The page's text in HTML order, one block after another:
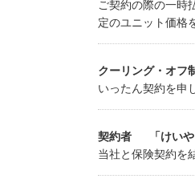
ご契約の際の一時
定のユニット価格
クーリング・オフ
いったん契約を申
契約者 「けい
当社と保険契約を